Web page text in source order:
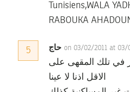
Tunisiens,WALA
RABOUKA
5 حاج on 03/02/2011 at 03/
في تلك المقهى على
الاقل اذنا لا عينا